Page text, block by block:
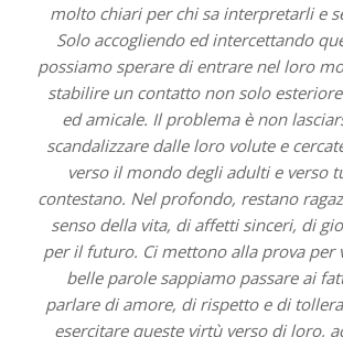
molto chiari per chi sa interpretarli e
Solo accogliendo ed intercettando
possiamo sperare di entrare nel loro
stabilire un contatto non solo
ed amicale. Il problema è non
scandalizzare dalle loro volute e
verso il mondo degli adulti e verso
contestano. Nel profondo, restano
senso della vita, di affetti sinceri, di
per il futuro. Ci mettono alla prova per
belle parole sappiamo passare ai
parlare di amore, di rispetto e di
esercitare queste virtù verso di loro,